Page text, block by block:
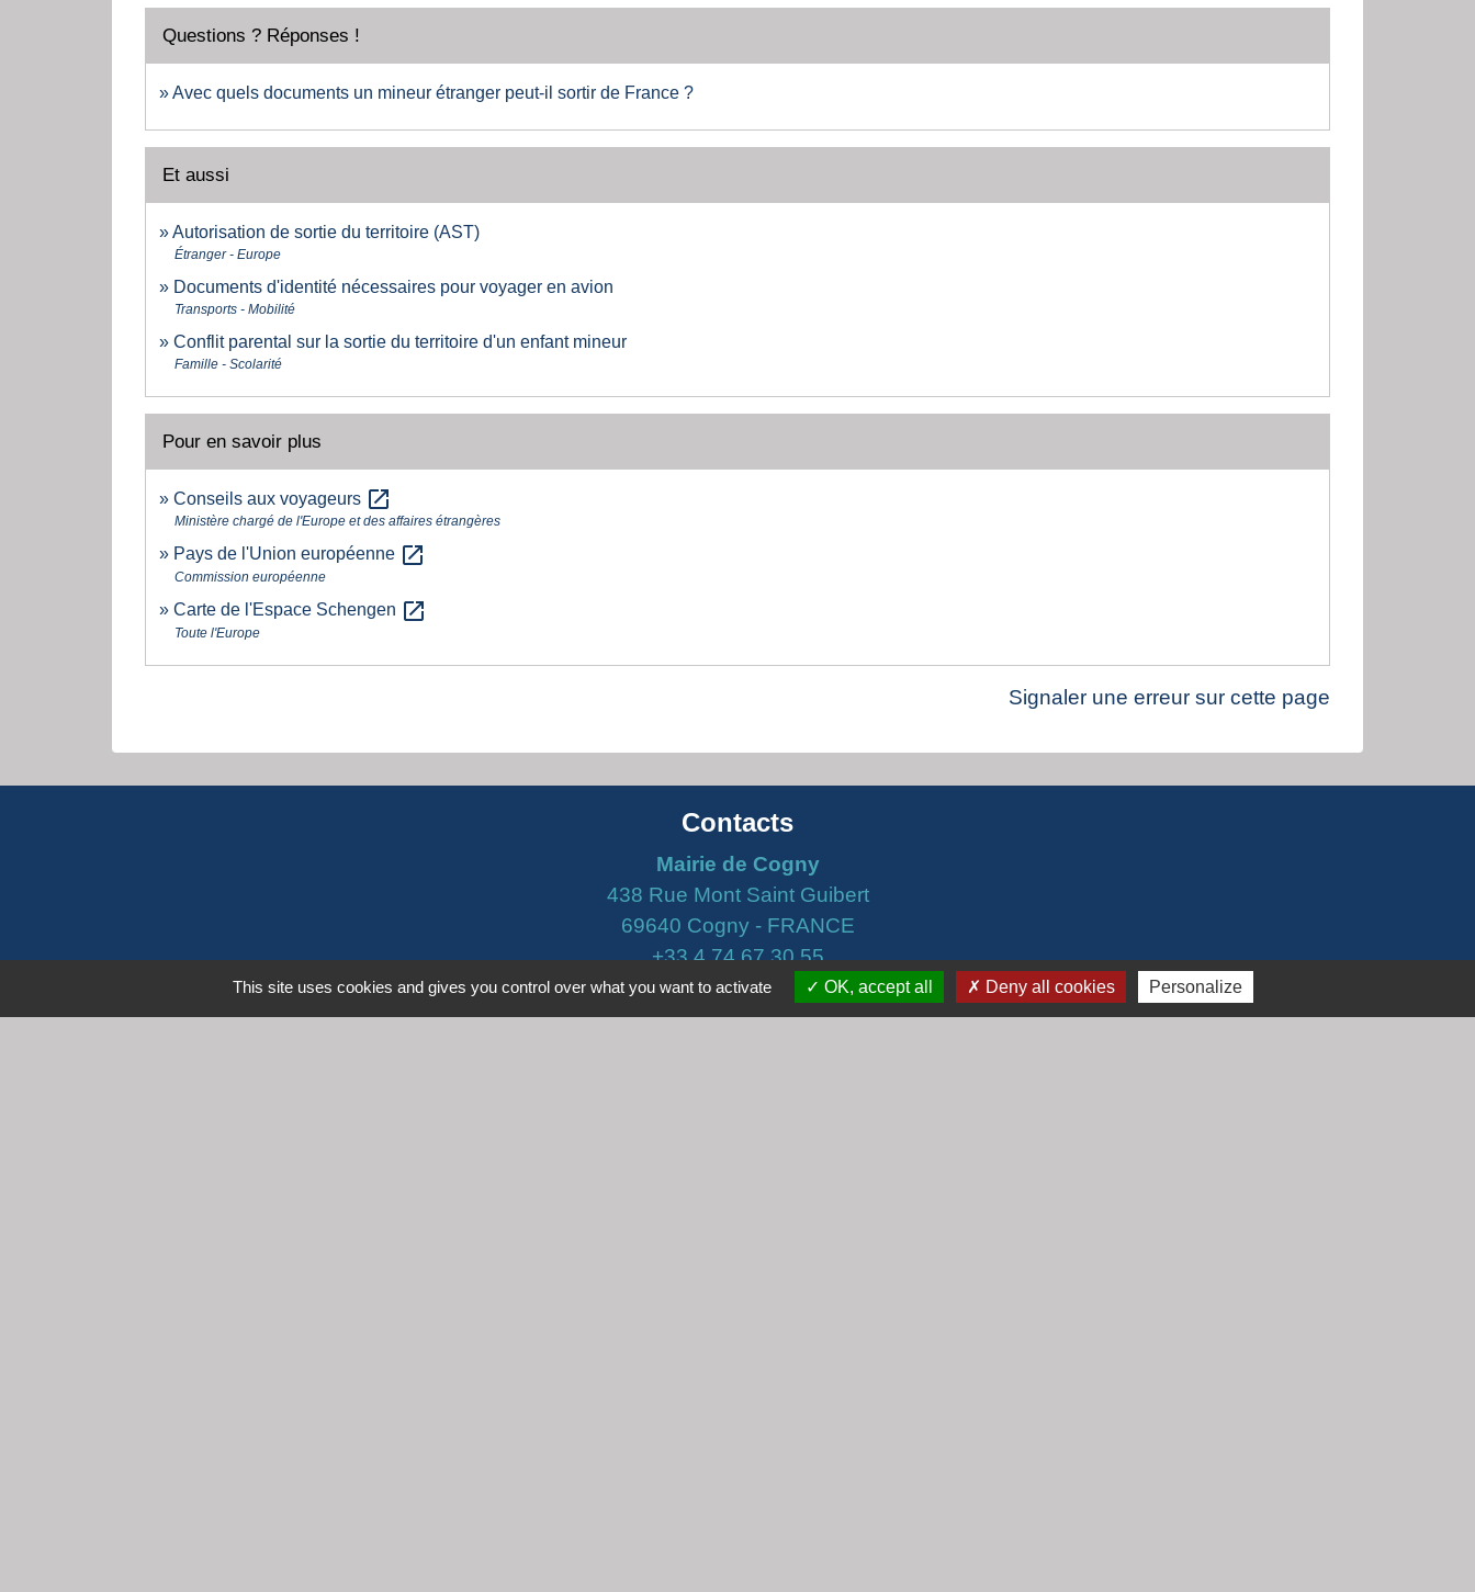
Questions ? Réponses !
Avec quels documents un mineur étranger peut-il sortir de France ?
Et aussi
Autorisation de sortie du territoire (AST)
Étranger - Europe
Documents d'identité nécessaires pour voyager en avion
Transports - Mobilité
Conflit parental sur la sortie du territoire d'un enfant mineur
Famille - Scolarité
Pour en savoir plus
Conseils aux voyageurs open_in_new
Ministère chargé de l'Europe et des affaires étrangères
Pays de l'Union européenne open_in_new
Commission européenne
Carte de l'Espace Schengen open_in_new
Toute l'Europe
Signaler une erreur sur cette page
Contacts
Mairie de Cogny
438 Rue Mont Saint Guibert
69640 Cogny - FRANCE
+33 4 74 67 30 55
Contact par formulaire
This site uses cookies and gives you control over what you want to activate OK, accept all Deny all cookies Personalize